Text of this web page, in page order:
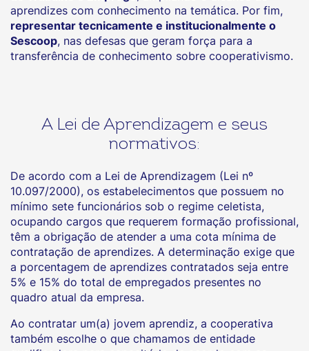
aprendizes com conhecimento na temática. Por fim,
representar tecnicamente e institucionalmente o
Sescoop, nas defesas que geram força para a
transferência de conhecimento sobre cooperativismo.
A Lei de Aprendizagem e seus
normativos:
De acordo com a Lei de Aprendizagem (Lei nº
10.097/2000), os estabelecimentos que possuem no
mínimo sete funcionários sob o regime celetista,
ocupando cargos que requerem formação profissional,
têm a obrigação de atender a uma cota mínima de
contratação de aprendizes. A determinação exige que
a porcentagem de aprendizes contratados seja entre
5% e 15% do total de empregados presentes no
quadro atual da empresa.
Ao contratar um(a) jovem aprendiz, a cooperativa
também escolhe o que chamamos de entidade